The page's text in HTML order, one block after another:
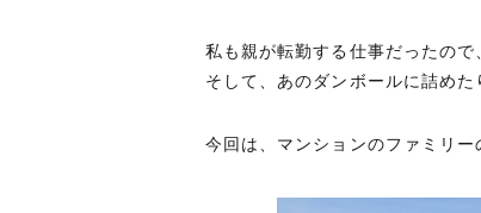
私も親が転勤する仕事だったので
そして、あのダンボールに詰め
今回は、マンションのファミリー